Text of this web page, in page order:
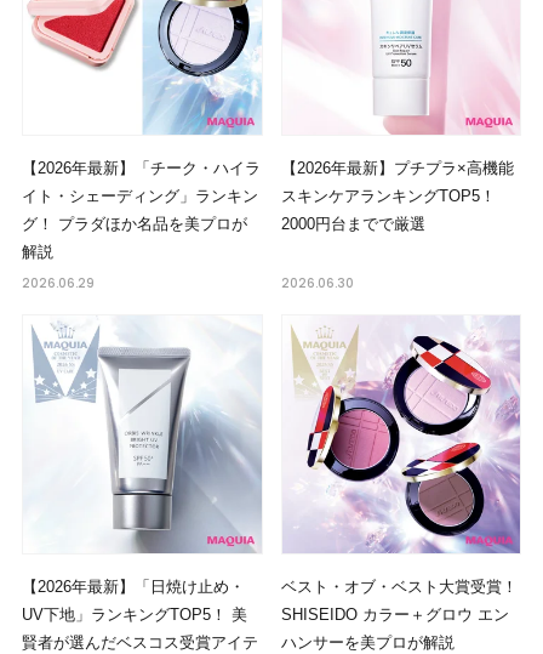
【2026年最新】「チーク・ハイラ
イト・シェーディング」ランキン
グ！ プラダほか名品を美プロが
解説
2026.06.29
【2026年最新】プチプラ×高機能
スキンケアランキングTOP5！
2000円台までで厳選
2026.06.30
【2026年最新】「日焼け止め・
UV下地」ランキングTOP5！ 美
賢者が選んだベスコス受賞アイテ
ベスト・オブ・ベスト大賞受賞！
SHISEIDO カラー＋グロウ エン
ハンサーを美プロが解説